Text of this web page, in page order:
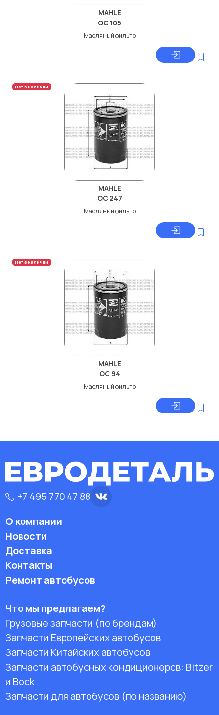
MAHLE
OC 105
Масляный фильтр
Нет в наличии
MAHLE
OC 247
Масляный фильтр
Нет в наличии
MAHLE
OC 94
Масляный фильтр
+7 495 770 47 88
О компании
Новости
Доставка
Контакты
Ремонт автобусов
Что мы предлагаем?
Грузовые запчасти (по брендам)
Запчасти Европейских автобусов
Запчасти Китайских автобусов
Запчасти автобусных кондиционеров: Bitzer
и Bock
Запчасти для автобусов (по названию)